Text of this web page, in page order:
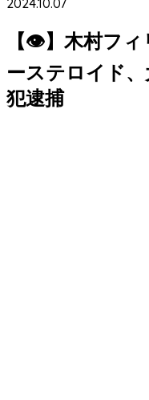
2024.10.07
【👁】木村フ
ーステロイド
犯逮捕